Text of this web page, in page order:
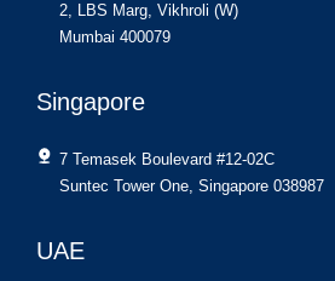
2, LBS Marg, Vikhroli (W)
Mumbai 400079
Singapore
7 Temasek Boulevard #12-02C
Suntec Tower One, Singapore 038987
UAE